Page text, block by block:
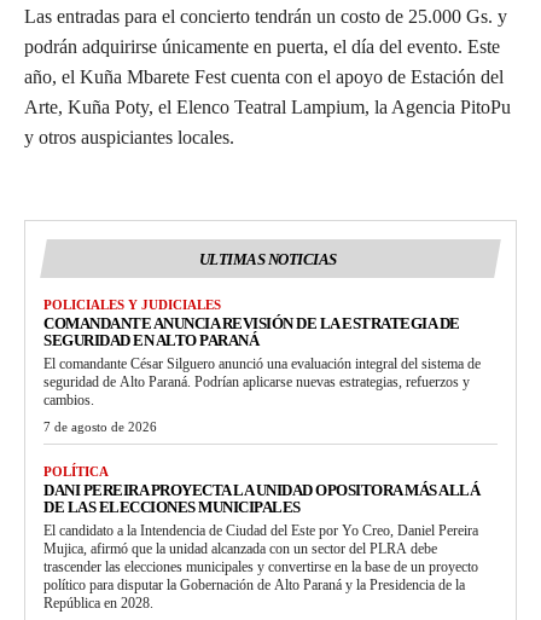
Las entradas para el concierto tendrán un costo de 25.000 Gs. y
podrán adquirirse únicamente en puerta, el día del evento. Este
año, el Kuña Mbarete Fest cuenta con el apoyo de Estación del
Arte, Kuña Poty, el Elenco Teatral Lampium, la Agencia PitoPu
y otros auspiciantes locales.
ULTIMAS NOTICIAS
POLICIALES Y JUDICIALES
COMANDANTE ANUNCIA REVISIÓN DE LA ESTRATEGIA DE
SEGURIDAD EN ALTO PARANÁ
El comandante César Silguero anunció una evaluación integral del sistema de
seguridad de Alto Paraná. Podrían aplicarse nuevas estrategias, refuerzos y
cambios.
7 de agosto de 2026
POLÍTICA
DANI PEREIRA PROYECTA LA UNIDAD OPOSITORA MÁS ALLÁ
DE LAS ELECCIONES MUNICIPALES
El candidato a la Intendencia de Ciudad del Este por Yo Creo, Daniel Pereira
Mujica, afirmó que la unidad alcanzada con un sector del PLRA debe
trascender las elecciones municipales y convertirse en la base de un proyecto
político para disputar la Gobernación de Alto Paraná y la Presidencia de la
República en 2028.